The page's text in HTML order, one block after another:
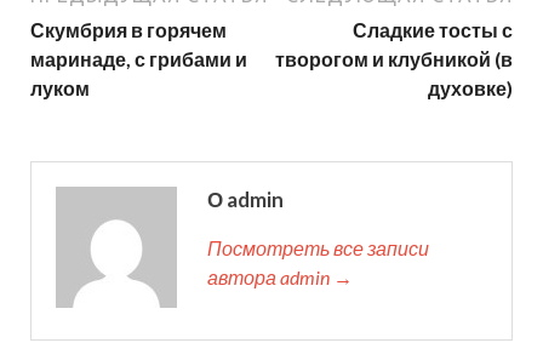
Скумбрия в горячем
маринаде, с грибами и
луком
Сладкие тосты с
творогом и клубникой (в
духовке)
О admin
Посмотреть все записи
автора admin →